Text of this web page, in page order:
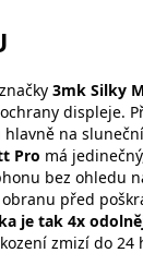
značky 3mk Silky
displeje.
na
Pro má
bez ohledu
před
je tak 4x
zmizí do